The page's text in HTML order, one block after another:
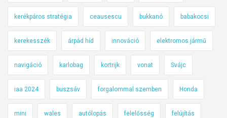
kerékpáros stratégia ceausescu bukkanó babakocsi
kerekesszék árpád híd innováció elektromos jármű
navigáció karlobag kortrijk vonat Svájc
iaa 2024 buszsáv forgalommal szemben Honda
mini wales autólopás felelősség felújítás